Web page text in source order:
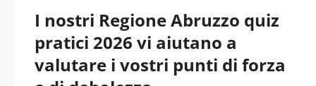
I nostri Regione Abruzzo quiz
pratici 2026 vi aiutano a
valutare i vostri punti di forza